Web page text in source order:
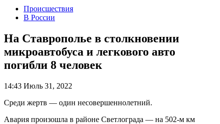
Происшествия
В России
На Ставрополье в столкновении
микроавтобуса и легкового авто
погибли 8 человек
14:43 Июль 31, 2022
Среди жертв — один несовершеннолетний.
Авария произошла в районе Светлограда — на 502-м км